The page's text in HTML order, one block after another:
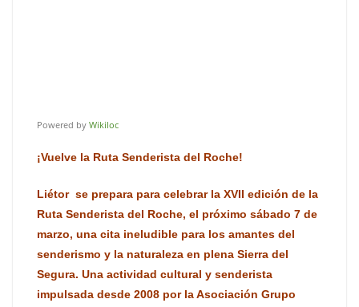
Powered by Wikiloc
¡Vuelve la Ruta Senderista del Roche!
Liétor se prepara para celebrar la XVII edición de la
Ruta Senderista del Roche, el próximo sábado 7 de
marzo, una cita ineludible para los amantes del
senderismo y la naturaleza en plena Sierra del
Segura. Una actividad cultural y senderista
impulsada desde 2008 por la Asociación Grupo